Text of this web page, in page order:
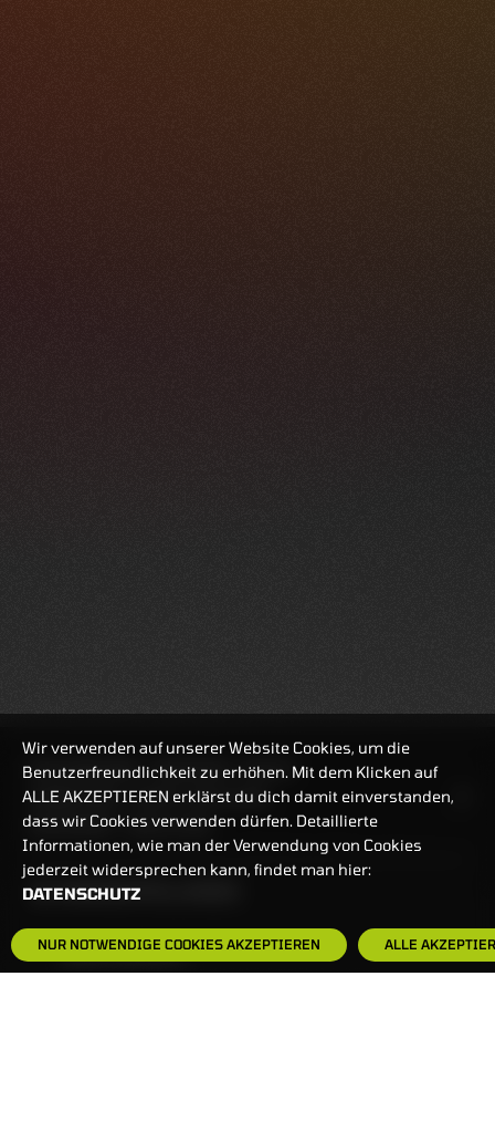
BANKEINSTELLUNGEN
HÄUFIG GESUCHT:
REALTIMEKURSE 06.08.2026
18:32:47
HANDELSZEIT
MO-FR: 7:30-23 UHR
ZERTIFIKATE
8:00-22 UHR
Wir verwenden auf unserer Website Cookies, um die
Benutzerfreundlichkeit zu erhöhen. Mit dem Klicken auf
ALLE AKZEPTIEREN erklärst du dich damit einverstanden,
dass wir Cookies verwenden dürfen. Detaillierte
Informationen, wie man der Verwendung von Cookies
jederzeit widersprechen kann, findet man hier:
DATENSCHUTZ
NUR NOTWENDIGE COOKIES AKZEPTIEREN ALLE